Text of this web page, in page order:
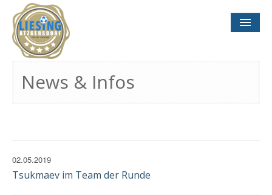
News & Infos
02.05.2019
Tsukmaev im Team der Runde